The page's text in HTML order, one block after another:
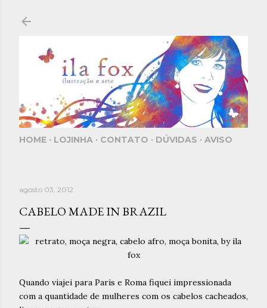
HOME LOJINHA CONTATO DÚVIDAS AVISO
agosto 03, 2012
CABELO MADE IN BRAZIL
Quando viajei para Paris e Roma fiquei impressionada
com a quantidade de mulheres com os cabelos cacheados,